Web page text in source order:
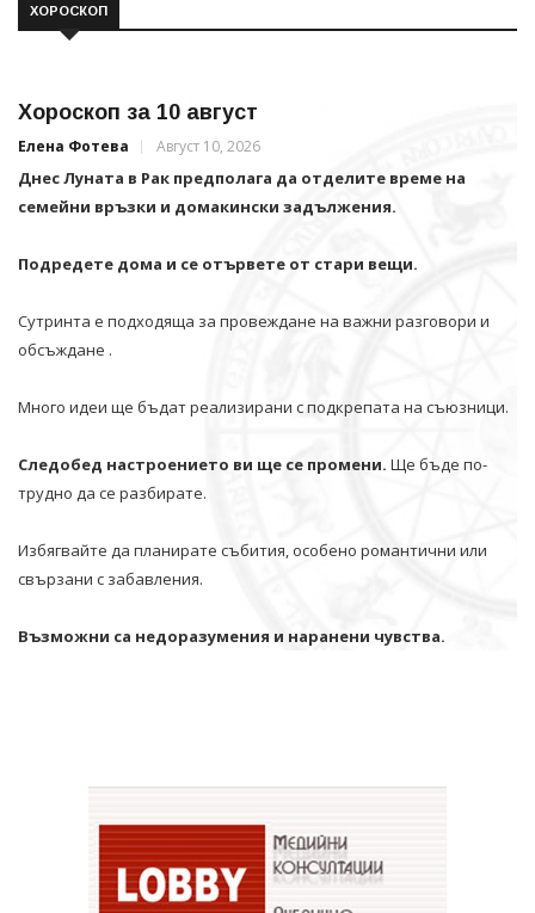
ХОРОСКОП
Хороскоп за 10 август
Елена Фотева Август 10, 2026
Днес Луната в Рак предполага да отделите време на
семейни връзки и домакински задължения.
Подредете дома и се отървете от стари вещи.
Сутринта е подходяща за провеждане на важни разговори и
обсъждане .
Много идеи ще бъдат реализирани с подкрепата на съюзници.
Следобед настроението ви ще се промени. Ще бъде по-
трудно да се разбирате.
Избягвайте да планирате събития, особено романтични или
свързани с забавления.
Възможни са недоразумения и наранени чувства.